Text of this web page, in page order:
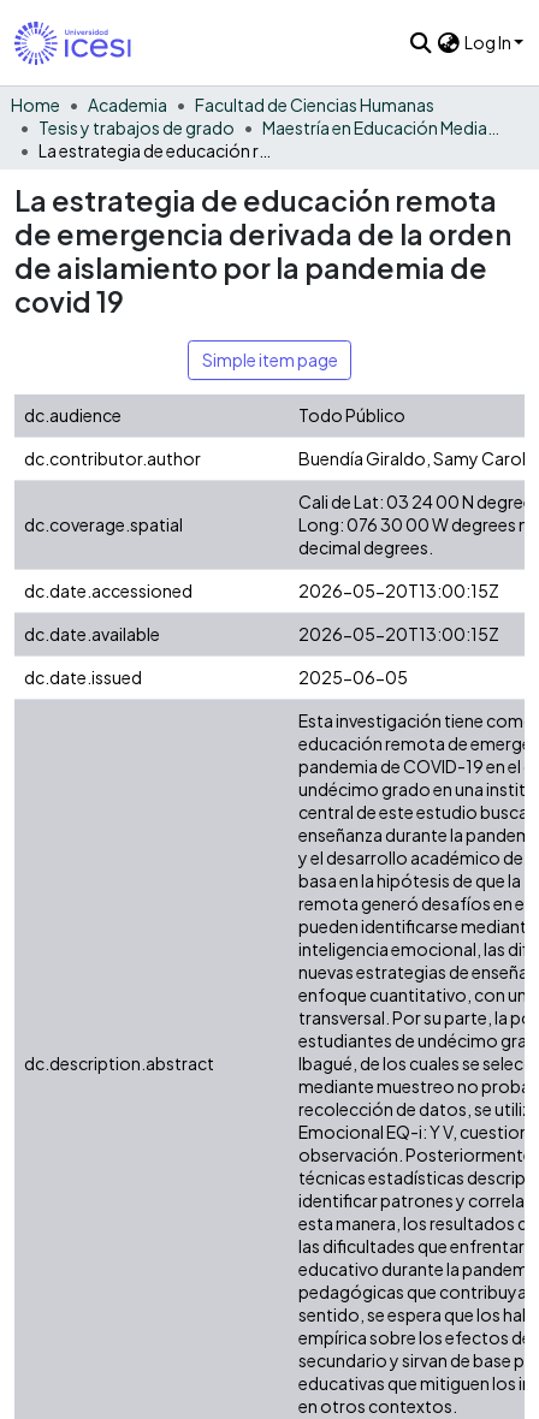
Log In
Home Academia
Facultad de Ciencias Humanas
Tesis y trabajos de grado
La estrategia de educación remota
de emergencia derivada de la orden
de aislamiento por la pandemia de
covid 19
Simple item page
dc.audience
Todo Público
dc.contributor.author
Buendía Giraldo, Samy
dc.coverage.spatial
Cali de Lat: 03 24 00 N
Long: 076 30 00 W degrees
decimal degrees.
dc.date.accessioned
2026-05-20T13:00:15Z
dc.date.available
2026-05-20T13:00:15Z
dc.date.issued
2025-06-05
dc.description.abstract
Esta investigación tiene
educación remota de
pandemia de COVID-19 en el
undécimo grado en una
central de este estudio busca
enseñanza durante la
y el desarrollo académico de
basa en la hipótesis de que la
remota generó desafíos en el
pueden identificarse
inteligencia emocional, las
nuevas estrategias de
enfoque cuantitativo, con un
transversal. Por su parte, la
estudiantes de undécimo
Ibagué, de los cuales se
mediante muestreo no
recolección de datos, se
Emocional EQ-i: Y V,
observación.
técnicas estadísticas
identificar patrones y
esta manera, los resultados
las dificultades que
educativo durante la
pedagógicas que contribuyan
sentido, se espera que los
empírica sobre los efectos de
secundario y sirvan de base
educativas que mitiguen los
en otros contextos.